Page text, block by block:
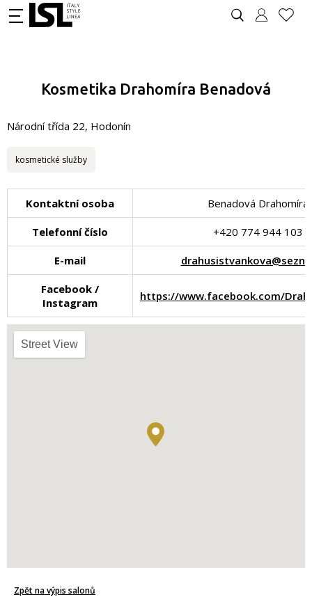
Kosmetika Drahomíra Benadová
Národní třída 22, Hodonín
kosmetické služby
Kontaktní osoba Benadová Drahomíra
Telefonní číslo +420 774 944 103
E-mail
Facebook /
Instagram
https://www.facebook.com/
Street View
Zpět na výpis salonů